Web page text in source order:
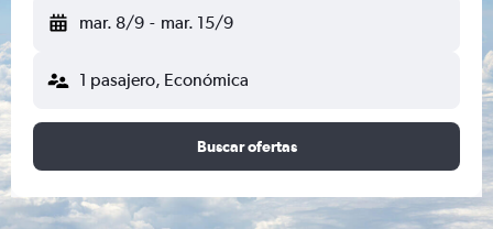
mar. 8/9 - mar. 15/9
1 pasajero, Económica
Buscar ofertas